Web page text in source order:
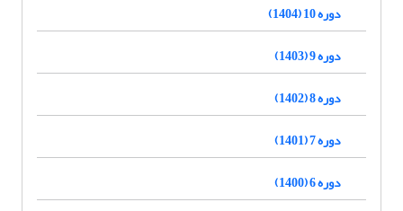
دوره 10 (1404)
دوره 9 (1403)
دوره 8 (1402)
دوره 7 (1401)
دوره 6 (1400)